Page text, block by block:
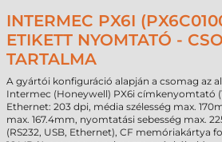
INTERMEC PX6I
ETIKETT NYOMTATÓ -
TARTALMA
A gyártói konfiguráció alapján a csomag az
Intermec (Honeywell) PX6i címkenyomtató
Ethernet: 203 dpi, média szélesség max.
max. 167.4mm, nyomtatási sebesség max.
(RS232, USB, Ethernet), CF memóriakártya